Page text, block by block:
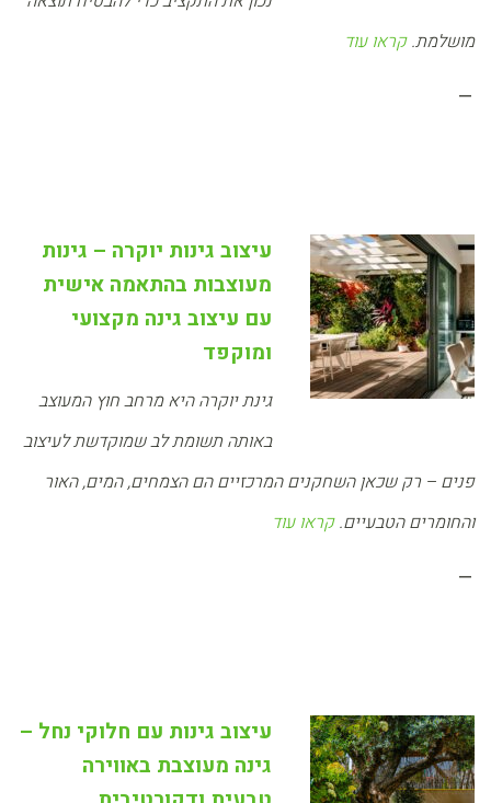
מושלמת.קראו עוד
–
עיצוב גינות יוקרה – גינות
מעוצבות בהתאמה אישית
עם עיצוב גינה מקצועי
ומוקפד
גינת יוקרה היא מרחב חוץ המעוצב
באותה תשומת לב שמוקדשת לעיצוב
פנים – רק שכאן השחקנים המרכזיים הם הצמחים, המים, האור
והחומרים הטבעיים.קראו עוד
–
עיצוב גינות עם חלוקי נחל –
גינה מעוצבת באווירה